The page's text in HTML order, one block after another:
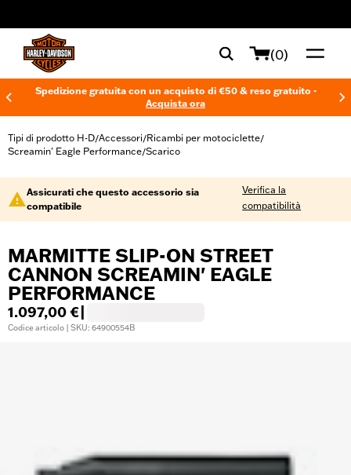
(0)
Spedizione gratuita con un acquisto di €50 & reso gratuito -
Acquista ora
Tipi di prodotto H-D/Accessori/Ricambi per motociclette/
Screamin' Eagle Performance/Scarico
Assicurati che questo accessorio sia
compatibile
Verifica la
compatibilità
MARMITTE SLIP-ON STREET
CANNON SCREAMIN' EAGLE
PERFORMANCE
1.097,00 €
Codice articolo | SKU: 64900554B